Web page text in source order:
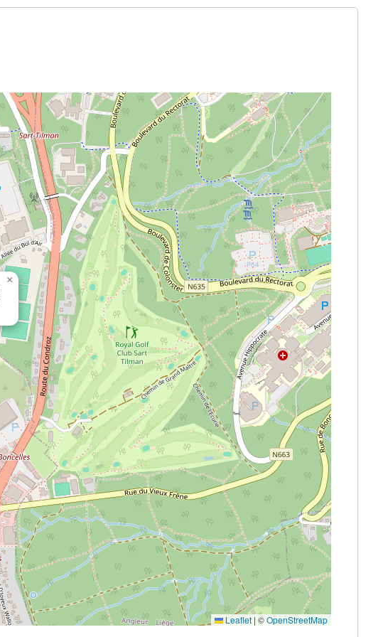
×
Leaflet | ©OpenStreetMap